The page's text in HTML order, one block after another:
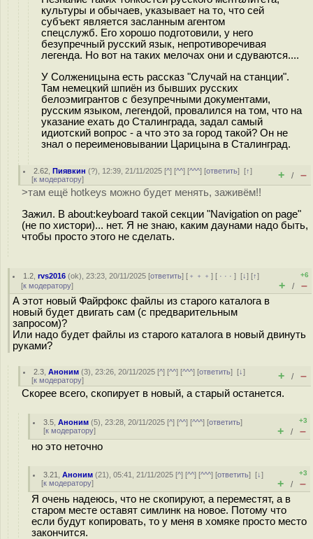
культуры и обычаев, указывает на то, что сей
субъект является засланным агентом
спецслужб. Его хорошо подготовили, у него
безупречный русский язык, непротиворечивая
легенда. Но вот на таких мелочах они и сдуваются....
У Солженицына есть рассказ "Случай на станции".
Там немецкий шпиён из бывших русских
белоэмигрантов с безупречными документами,
русским языком, легендой, провалился на том, что на
указание ехать до Сталинграда, задал самый
идиотский вопрос - а что это за город такой? Он не
знал о переименовывании Царицына в Сталинград.
2.62 ,Пиявкин (?), 12:39, 21/11/2025 [^] [^^] [^^^] [ответить][↑]
[к модератору] + / –
>там ещё hotkeys можно будет менять, заживём!!
Зажил. В about:keyboard такой секции "Navigation on page"
(не по хистори)... нет. Я не знаю, каким даунами надо быть,
чтобы просто этого не сделать.
1.2 ,rvs2016 (ok), 23:23, 20/11/2025 [ответить] [ ﹢﹢﹢] [ · · ·][↓] [↑]
[к модератору]
+6
+ / –
А этот новый Файрфокс файлы из старого каталога в
новый будет двигать сам (с предварительным
запросом)?
Или надо будет файлы из старого каталога в новый двинуть
руками?
2.3 ,Аноним (3), 23:26, 20/11/2025 [^] [^^] [^^^] [ответить][↓]
[к модератору] + / –
Скорее всего, скопирует в новый, а старый останется.
3.5 ,Аноним (5), 23:28, 20/11/2025 [^] [^^] [^^^] [ответить]
[к модератору]
+3
+ / –
но это неточно
3.21 ,Аноним (21), 05:41, 21/11/2025 [^] [^^] [^^^] [ответить][↓]
[к модератору]
+3
+ / –
Я очень надеюсь, что не скопируют, а переместят, а в
старом месте оставят симлинк на новое. Потому что
если будут копировать, то у меня в хомяке просто место
закончится.